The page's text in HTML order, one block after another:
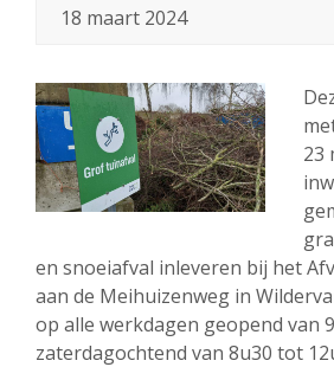
18 maart 2024
23
en snoeiafval inleveren bij het
aan de Meihuizenweg in
op alle werkdagen geopend van
zaterdagochtend van 8u30 tot